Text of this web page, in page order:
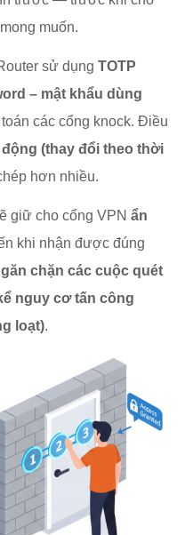
muốn.
sử dụng TOTP
– mật khẩu dùng
các cổng knock. Điều
động (thay đổi theo thời
hơn nhiều.
giữ cho cổng VPN ẩn
khi nhận được đúng
chặn các cuộc quét
nguy cơ tấn công
loạt).